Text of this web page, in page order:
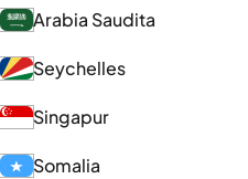
Arabia Saudita
Seychelles
Singapur
Somalia